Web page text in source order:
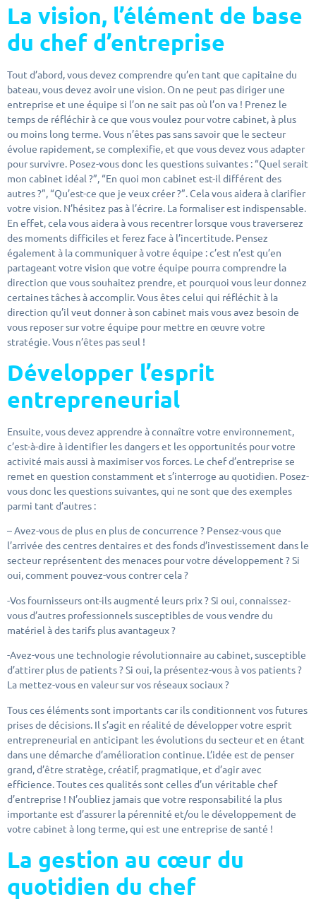
La vision, l’élément de base
du chef d’entreprise
Tout d’abord, vous devez comprendre qu’en tant que capitaine du
bateau, vous devez avoir une vision. On ne peut pas diriger une
entreprise et une équipe si l’on ne sait pas où l’on va ! Prenez le
temps de réfléchir à ce que vous voulez pour votre cabinet, à plus
ou moins long terme. Vous n’êtes pas sans savoir que le secteur
évolue rapidement, se complexifie, et que vous devez vous adapter
pour survivre. Posez-vous donc les questions suivantes : “Quel serait
mon cabinet idéal ?”, “En quoi mon cabinet est-il différent des
autres ?”, “Qu’est-ce que je veux créer ?”. Cela vous aidera à clarifier
votre vision. N’hésitez pas à l’écrire. La formaliser est indispensable.
En effet, cela vous aidera à vous recentrer lorsque vous traverserez
des moments difficiles et ferez face à l’incertitude. Pensez
également à la communiquer à votre équipe : c’est n’est qu’en
partageant votre vision que votre équipe pourra comprendre la
direction que vous souhaitez prendre, et pourquoi vous leur donnez
certaines tâches à accomplir. Vous êtes celui qui réfléchit à la
direction qu’il veut donner à son cabinet mais vous avez besoin de
vous reposer sur votre équipe pour mettre en œuvre votre
stratégie. Vous n’êtes pas seul !
Développer l’esprit
entrepreneurial
Ensuite, vous devez apprendre à connaître votre environnement,
c’est-à-dire à identifier les dangers et les opportunités pour votre
activité mais aussi à maximiser vos forces. Le chef d’entreprise se
remet en question constamment et s’interroge au quotidien. Posez-
vous donc les questions suivantes, qui ne sont que des exemples
parmi tant d’autres :
– Avez-vous de plus en plus de concurrence ? Pensez-vous que
l’arrivée des centres dentaires et des fonds d’investissement dans le
secteur représentent des menaces pour votre développement ? Si
oui, comment pouvez-vous contrer cela ?
-Vos fournisseurs ont-ils augmenté leurs prix ? Si oui, connaissez-
vous d’autres professionnels susceptibles de vous vendre du
matériel à des tarifs plus avantageux ?
-Avez-vous une technologie révolutionnaire au cabinet, susceptible
d’attirer plus de patients ? Si oui, la présentez-vous à vos patients ?
La mettez-vous en valeur sur vos réseaux sociaux ?
Tous ces éléments sont importants car ils conditionnent vos futures
prises de décisions. Il s’agit en réalité de développer votre esprit
entrepreneurial en anticipant les évolutions du secteur et en étant
dans une démarche d’amélioration continue. L’idée est de penser
grand, d’être stratège, créatif, pragmatique, et d’agir avec
efficience. Toutes ces qualités sont celles d’un véritable chef
d’entreprise ! N’oubliez jamais que votre responsabilité la plus
importante est d’assurer la pérennité et/ou le développement de
votre cabinet à long terme, qui est une entreprise de santé !
La gestion au cœur du
quotidien du chef